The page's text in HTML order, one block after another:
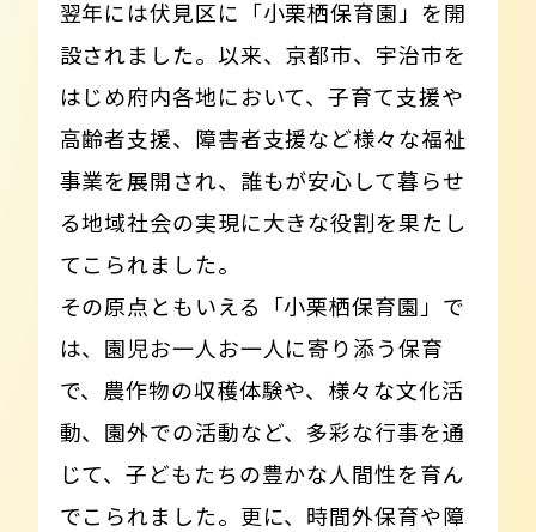
翌年には伏見区に「小栗栖保育園」を開
設されました。以来、京都市、宇治市を
はじめ府内各地において、子育て支援や
高齢者支援、障害者支援など様々な福祉
事業を展開され、誰もが安心して暮らせ
る地域社会の実現に大きな役割を果たし
てこられました。
その原点ともいえる「小栗栖保育園」で
は、園児お一人お一人に寄り添う保育
で、農作物の収穫体験や、様々な文化活
動、園外での活動など、多彩な行事を通
じて、子どもたちの豊かな人間性を育ん
でこられました。更に、時間外保育や障